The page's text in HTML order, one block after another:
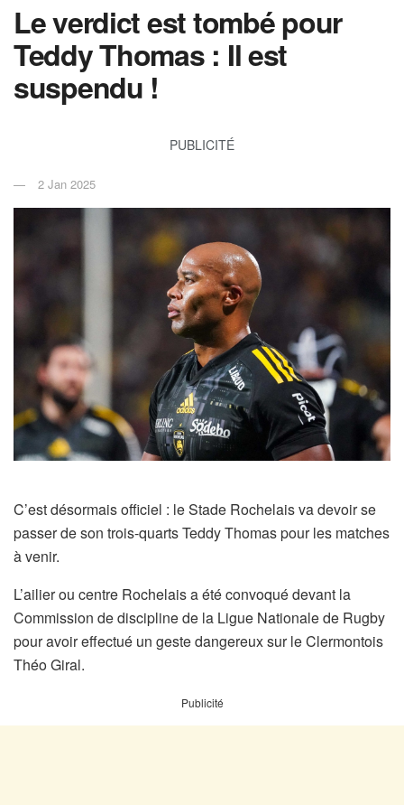
Le verdict est tombé pour
Teddy Thomas : Il est
suspendu !
PUBLICITÉ
2 Jan 2025
C’est désormais officiel : le Stade Rochelais va devoir se
passer de son trois-quarts Teddy Thomas pour les matches
à venir.
L’ailier ou centre Rochelais a été convoqué devant la
Commission de discipline de la Ligue Nationale de Rugby
pour avoir effectué un geste dangereux sur le Clermontois
Théo Giral.
Publicité